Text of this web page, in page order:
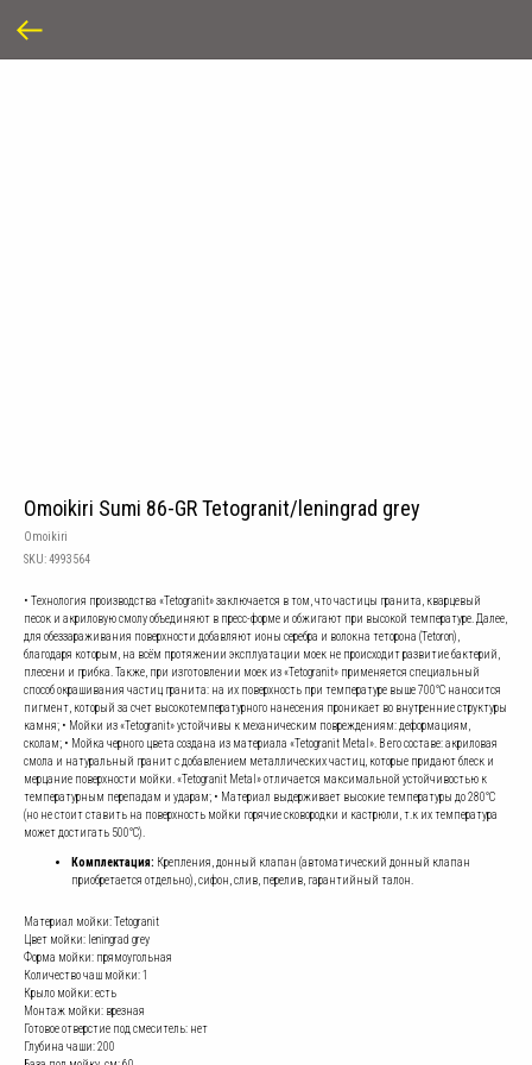
Omoikiri Sumi 86-GR Tetogranit/leningrad grey
Omoikiri
SKU:4993564
• Технология производства «Tetogranit» заключается в том, что частицы гранита, кварцевый
песок и акриловую смолу объединяют в пресс-форме и обжигают при высокой температуре. Далее,
для обеззараживания поверхности добавляют ионы серебра и волокна теторона (Tetoron),
благодаря которым, на всём протяжении эксплуатации моек не происходит развитие бактерий,
плесени и грибка. Также, при изготовлении моек из «Tetogranit» применяется специальный
способ окрашивания частиц гранита: на их поверхность при температуре выше 700°С наносится
пигмент, который за счет высокотемпературного нанесения проникает во внутренние структуры
камня; • Мойки из «Tetogranit» устойчивы к механическим повреждениям: деформациям,
сколам; • Мойка черного цвета создана из материала «Tetogranit Metal». В его составе: акриловая
смола и натуральный гранит с добавлением металлических частиц, которые придают блеск и
мерцание поверхности мойки. «Tetogranit Metal» отличается максимальной устойчивостью к
температурным перепадам и ударам; • Материал выдерживает высокие температуры до 280°С
(но не стоит ставить на поверхность мойки горячие сковородки и кастрюли, т.к их температура
может достигать 500°С).
Комплектация: Крепления, донный клапан (автоматический донный клапан
приобретается отдельно), сифон, слив, перелив, гарантийный талон.
Материал мойки: Tetogranit
Цвет мойки: leningrad grey
Форма мойки: прямоугольная
Количество чаш мойки: 1
Крыло мойки: есть
Монтаж мойки: врезная
Готовое отверстие под смеситель: нет
Глубина чаши: 200